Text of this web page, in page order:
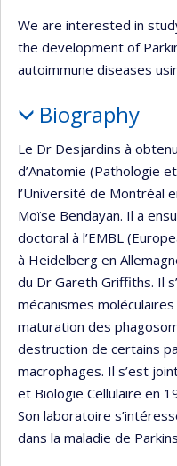
We are interested in
the development of
autoimmune diseases
Biography
Le Dr Desjardins à
d’Anatomie (Pathologie
l’Université de Montréal
Moïse Bendayan. Il a
doctoral à l’EMBL
à Heidelberg en
du Dr Gareth Griffiths. Il
mécanismes
maturation des
destruction de certains
macrophages. Il s’est
et Biologie Cellulaire en
Son laboratoire
dans la maladie de